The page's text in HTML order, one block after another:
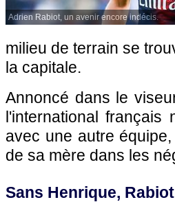
Adrien Rabiot, un avenir encore indécis.
milieu de terrain se
la capitale.
Annoncé dans le
l'international français
avec une autre
de sa mère dans les
Sans Henrique,